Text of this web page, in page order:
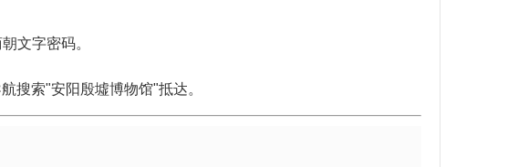
文字密码。
搜索"安阳殷墟博物馆"抵达。